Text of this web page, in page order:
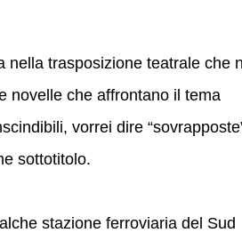
nella trasposizione teatrale che
novelle che affrontano il tema
vorrei dire
sottotitolo.
stazione ferroviaria del Sud